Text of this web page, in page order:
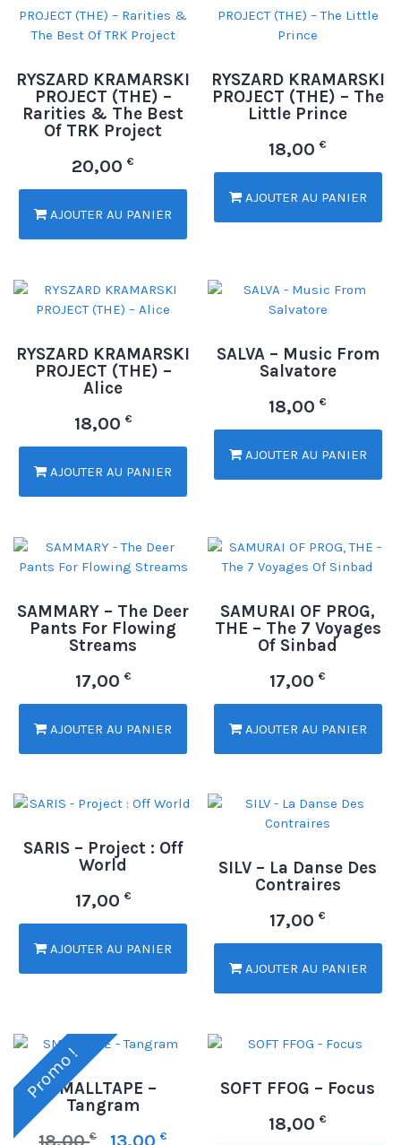
RYSZARD KRAMARSKI
PROJECT (THE) –
Rarities & The Best
Of TRK Project
20,00€
AJOUTER AU PANIER
RYSZARD KRAMARSKI
PROJECT (THE) – The
Little Prince
18,00€
AJOUTER AU PANIER
RYSZARD KRAMARSKI
PROJECT (THE) –
Alice
18,00 €
AJOUTER AU PANIER
SALVA – Music From
Salvatore
18,00€
AJOUTER AU PANIER
SAMMARY – The Deer
Pants For Flowing
Streams
17,00 €
AJOUTER AU PANIER
SAMURAI OF PROG,
THE – The 7 Voyages
Of Sinbad
17,00€
AJOUTER AU PANIER
SARIS – Project : Off
World
17,00 €
AJOUTER AU PANIER
SILV – La Danse Des
Contraires
17,00€
AJOUTER AU PANIER
Promo !
SMALLTAPE –
Tangram
€ €
SOFT FFOG – Focus
18,00€